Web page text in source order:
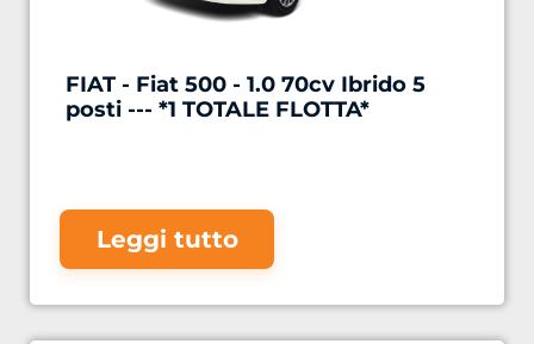
FIAT - Fiat 500 - 1.0 70cv Ibrido 5
posti --- *1 TOTALE FLOTTA*
Leggi tutto